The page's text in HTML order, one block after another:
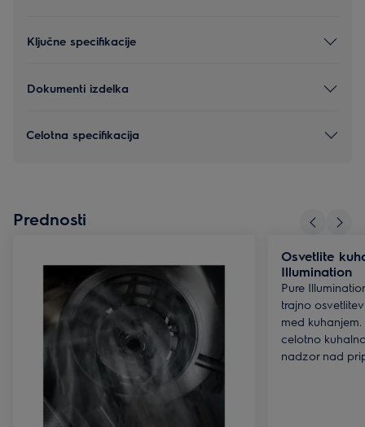
Ključne specifikacije
Dokumenti izdelka
Celotna specifikacija
Prednosti
Osvetlite
Illumination
Pure
trajno
med
celotno
nadzor nad